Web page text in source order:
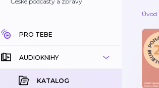
PRO TEBE
AUDIOKNIHY
KATALOG
Úvod